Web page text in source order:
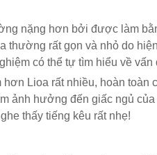
nặng hơn bởi được làm
thường rất gọn và nhỏ do
có thể tự tìm hiểu về vấn
Lioa rất nhiều, hoàn toàn
ảnh hưởng đến giấc ngủ
thấy tiếng kêu rất nhẹ!